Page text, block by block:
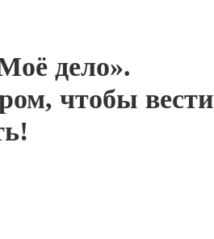
дело».
чтобы вести